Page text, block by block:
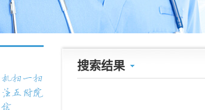
搜索结果